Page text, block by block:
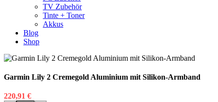
TV Zubehör
Tinte + Toner
Akkus
Blog
Shop
Garmin Lily 2 Cremegold Aluminium mit Silikon-Armband
220,91 €